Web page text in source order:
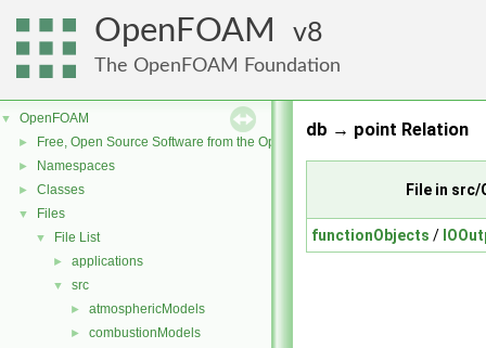
OpenFOAM 8
The OpenFOAM Foundation
▼ OpenFOAM
► Free, Open Source Software from the OpenFOAM Foundation
► Namespaces
► Classes
▼ Files
▼ File List
► applications
▼ src
► atmosphericModels
► combustionModels
db → point Relation
File in src/
functionObjects /